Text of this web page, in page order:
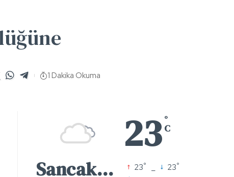
1 Dakika Okuma
23 °
C
Sancaktepe 23° 23°